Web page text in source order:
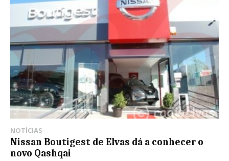
NOTÍCIAS
Nissan Boutigest de Elvas dá a conhecer o
novo Qashqai